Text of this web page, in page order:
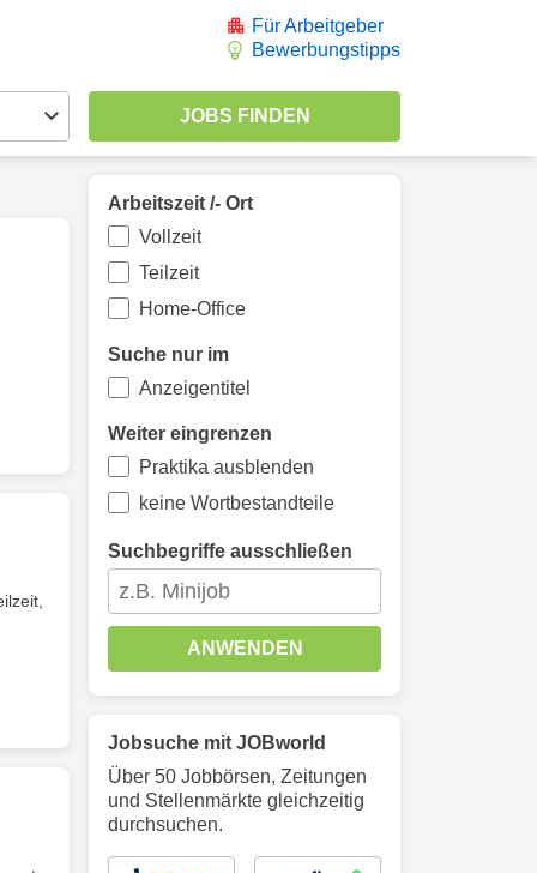
Für Arbeitgeber
Bewerbungstipps
Arbeitszeit /- Ort
Vollzeit
Teilzeit
Home-Office
Suche nur im
Anzeigentitel
Weiter eingrenzen
Praktika ausblenden
keine Wortbestandteile
Suchbegriffe ausschließen
ANWENDEN
Jobsuche mit JOBworld
Über 50 Jobbörsen, Zeitungen
und Stellenmärkte gleichzeitig
durchsuchen.